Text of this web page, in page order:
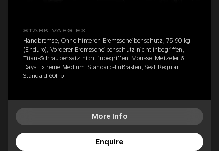
STARK VARG EX
Handbremse, Ohne hinteren Bremsscheibenschutz, 75-90 kg
(Enduro), Vorderer Bremsscheibenschutz nicht inbegriffen,
Titan-Schraubensatz nicht inbegriffen, Mousse, Metzeler 6
Days Extreme Medium, Standard-Fußrasten, Seat Regulär,
Standard 60hp
More Info
Enquire